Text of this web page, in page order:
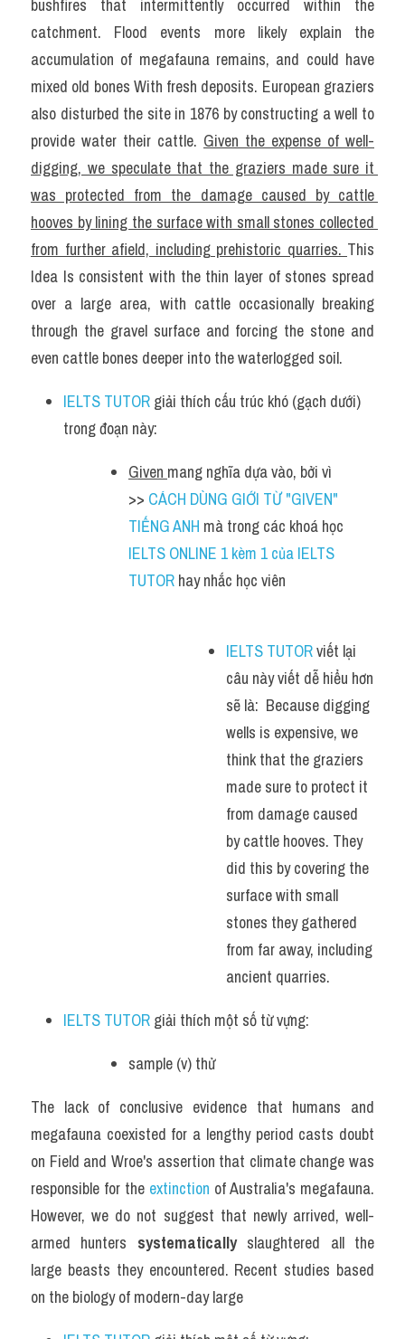
bushfires that intermittently occurred within the
catchment. Flood events more likely explain the
accumulation of megafauna remains, and could have
mixed old bones With fresh deposits. European graziers
also disturbed the site in 1876 by constructing a well to
provide water their cattle. Given the expense of well-
digging, we speculate that the graziers made sure it
was protected from the damage caused by cattle
hooves by lining the surface with small stones collected
from further afield, including prehistoric quarries. This
Idea Is consistent with the thin layer of stones spread
over a large area, with cattle occasionally breaking
through the gravel surface and forcing the stone and
even cattle bones deeper into the waterlogged soil.
IELTS TUTOR giải thích cấu trúc khó (gạch dưới)
trong đoạn này:
Given mang nghĩa dựa vào, bởi vì
>> CÁCH DÙNG GIỚI TỪ "GIVEN"
TIẾNG ANH
IELTS ONLINE 1 kèm 1 của IELTS
TUTOR hay nhắc học viên
IELTS TUTOR viết lại
câu này viết dễ hiểu hơn
sẽ là:  Because digging
wells is expensive, we
think that the graziers
made sure to protect it
from damage caused
by cattle hooves. They
did this by covering the
surface with small
stones they gathered
from far away, including
ancient quarries.
IELTS TUTOR giải thích một số từ vựng:
sample (v) thử
The lack of conclusive evidence that humans and
megafauna coexisted for a lengthy period casts doubt
on Field and Wroe's assertion that climate change was
responsible for the extinction of Australia's megafauna.
However, we do not suggest that newly arrived, well-
armed hunters systematically slaughtered all the
large beasts they encountered. Recent studies based
on the biology of modern-day large